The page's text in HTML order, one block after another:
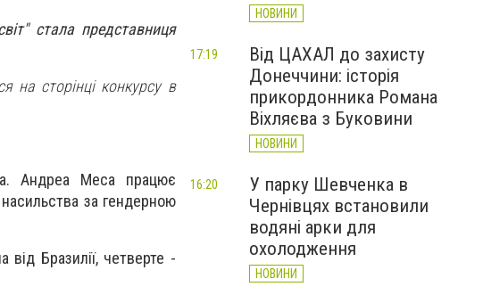
стала представниця
на сторінці конкурсу в
Андреа Меса працює
за гендерною
від Бразилії, четверте -
НОВИНИ
Від ЦАХАЛ до захисту
Донеччини: історія
прикордонника Романа
Віхляєва з Буковини
НОВИНИ
17:19
У парку Шевченка в
Чернівцях встановили
водяні арки для
охолодження
НОВИНИ
16:20